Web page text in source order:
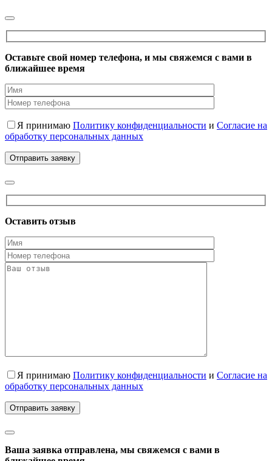
Оставьте свой номер телефона, и мы свяжемся с вами в
ближайшее время
Я принимаю Политику конфиденциальности и Согласие на
обработку персональных данных
Оставить отзыв
Я принимаю Политику конфиденциальности и Согласие на
обработку персональных данных
Ваша заявка отправлена, мы свяжемся с вами в